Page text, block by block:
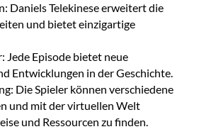
Daniels Telekinese erweitert die
und bietet einzigartige
Jede Episode bietet neue
Entwicklungen in der Geschichte.
Die Spieler können verschiedene
und mit der virtuellen Welt
und Ressourcen zu finden.